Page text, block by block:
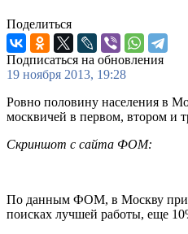
Поделиться
Подписаться на обновления
19 ноября 2013, 19:28
Ровно половину населения в
москвичей в первом, втором и
Скриншот с сайта ФОМ:
По данным ФОМ, в Москву
поисках лучшей работы, еще